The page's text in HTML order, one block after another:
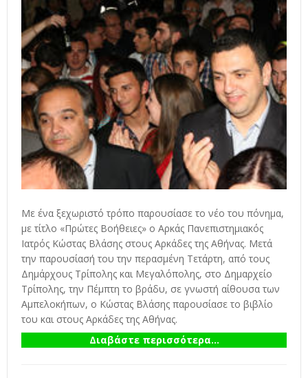
Με ένα ξεχωριστό τρόπο παρουσίασε το νέο του πόνημα,
με τίτλο «Πρώτες Βοήθειες» ο Αρκάς Πανεπιστημιακός
Ιατρός Κώστας Βλάσης στους Αρκάδες της Αθήνας. Μετά
την παρουσίασή του την περασμένη Τετάρτη, από τους
Δημάρχους Τρίπολης και Μεγαλόπολης, στο Δημαρχείο
Τρίπολης, την Πέμπτη το βράδυ, σε γνωστή αίθουσα των
Αμπελοκήπων, ο Κώστας Βλάσης παρουσίασε το βιβλίο
του και στους Αρκάδες της Αθήνας.
Διαβάστε περισσότερα...